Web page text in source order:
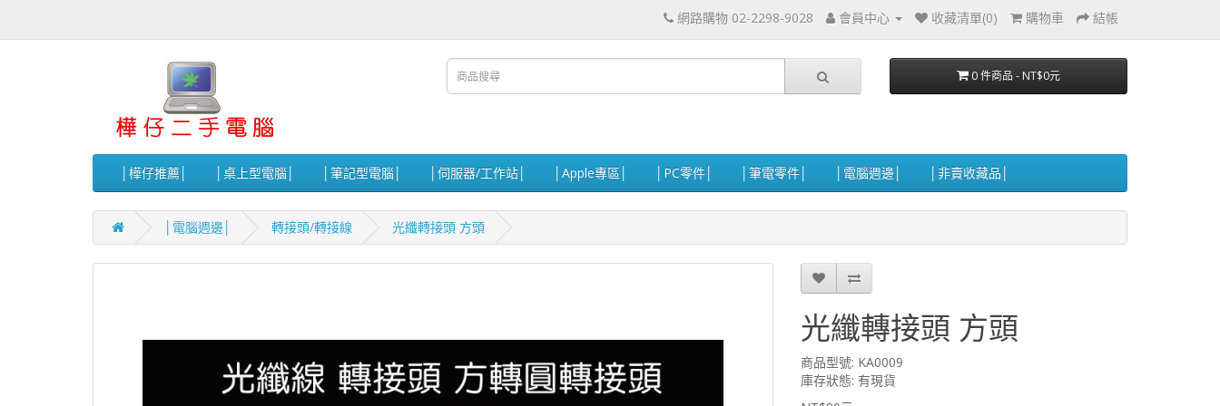
網路購物 02-2298-9028 會員中心 收藏清單(0) 購物車 結帳
0 件商品 - NT$0元
│樺仔推薦│ │桌上型電腦│ │筆記型電腦│ │伺服器/工作站│ │Apple專區│ │PC零件│ │筆電零件│ │電腦週邊│ │非賣收藏品│
│電腦週邊│ 轉接頭/轉接線 光纖轉接頭 方頭
光纖轉接頭 方頭
商品型號: KA0009
庫存狀態: 有現貨